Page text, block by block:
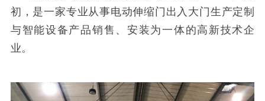
初，是一家专业从事电动伸缩门出入大门生产定制
与智能设备产品销售、安装为一体的高新技术企
业。